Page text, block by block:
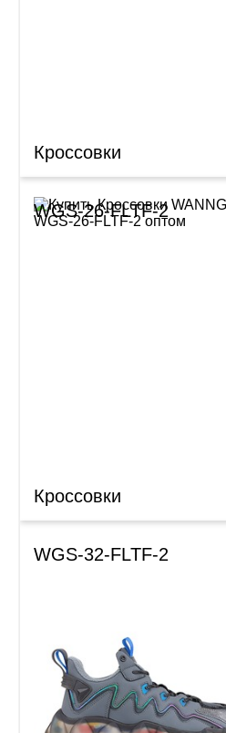
Кроссовки
WGS-26-FLTF-2
Кроссовки
WGS-32-FLTF-2